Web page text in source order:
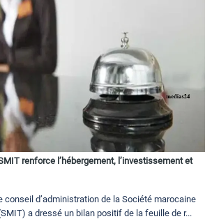
renforce l’hébergement, l’investissement et
conseil d’administration de la Société marocaine
a dressé un bilan positif de la feuille de r...